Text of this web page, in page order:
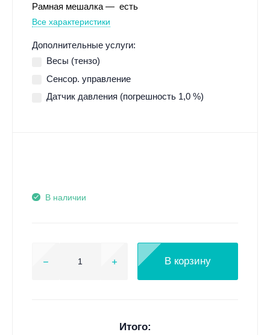
Рамная мешалка
есть
Все характеристики
Дополнительные услуги:
Весы (тензо)
Сенсор. управление
Датчик давления (погрешность 1,0 %)
В наличии
В корзину
Итого: